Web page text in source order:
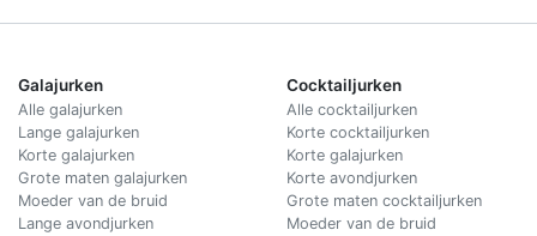
Galajurken
Alle galajurken
Lange galajurken
Korte galajurken
Grote maten galajurken
Moeder van de bruid
Lange avondjurken
Cocktailjurken
Alle cocktailjurken
Korte cocktailjurken
Korte galajurken
Korte avondjurken
Grote maten cocktailjurken
Moeder van de bruid